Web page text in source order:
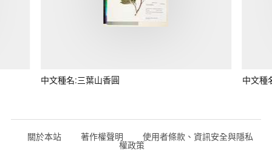
中文種名:三葉山香圓 中文種
關於本站 著作權聲明 使用者條款、資訊安全與隱私
權政策